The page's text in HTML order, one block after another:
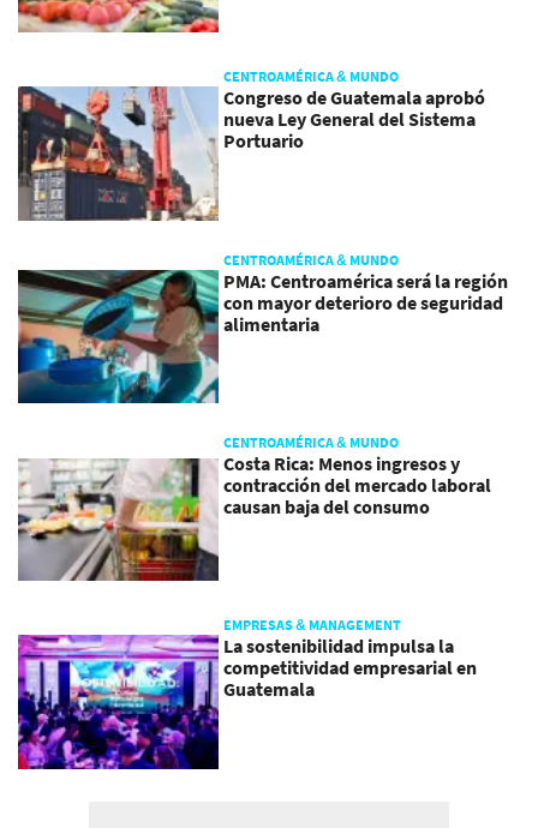
CENTROAMÉRICA & MUNDO
Congreso de Guatemala aprobó
nueva Ley General del Sistema
Portuario
CENTROAMÉRICA & MUNDO
PMA: Centroamérica será la región
con mayor deterioro de seguridad
alimentaria
CENTROAMÉRICA & MUNDO
Costa Rica: Menos ingresos y
contracción del mercado laboral
causan baja del consumo
EMPRESAS & MANAGEMENT
La sostenibilidad impulsa la
competitividad empresarial en
Guatemala